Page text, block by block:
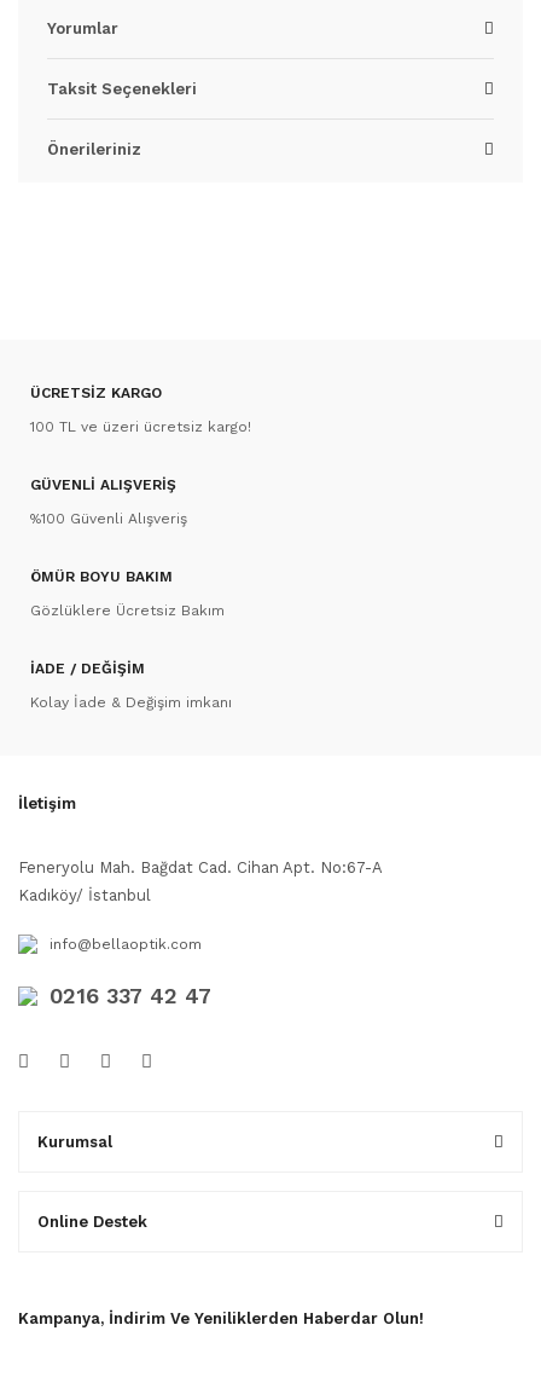
Yorumlar
Taksit Seçenekleri
Önerileriniz
ÜCRETSİZ KARGO
100 TL ve üzeri ücretsiz kargo!
GÜVENLİ ALIŞVERİŞ
%100 Güvenli Alışveriş
ÖMÜR BOYU BAKIM
Gözlüklere Ücretsiz Bakım
İADE / DEĞİŞİM
Kolay İade & Değişim imkanı
İletişim
Feneryolu Mah. Bağdat Cad. Cihan Apt. No:67-A
Kadıköy/ İstanbul
info@bellaoptik.com
0216 337 42 47
Kurumsal
Online Destek
Kampanya, İndirim Ve Yeniliklerden Haberdar Olun!